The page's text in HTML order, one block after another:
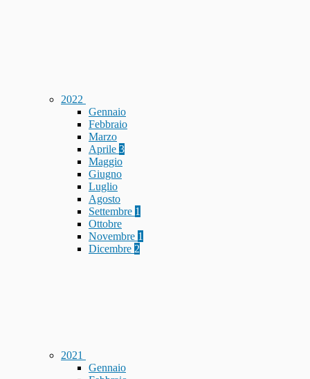
2022
Gennaio
Febbraio
Marzo
Aprile 3
Maggio
Giugno
Luglio
Agosto
Settembre 1
Ottobre
Novembre 1
Dicembre 2
2021
Gennaio